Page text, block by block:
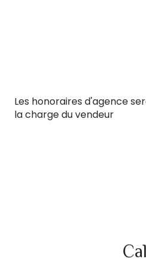
Les honoraires d'agence
la charge du vendeur